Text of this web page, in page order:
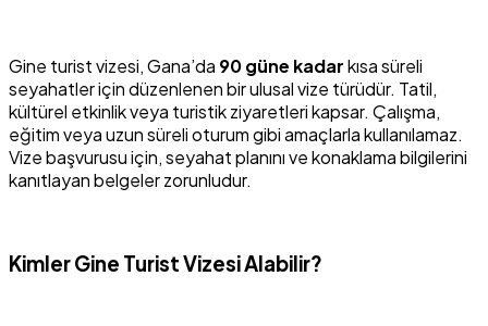
Gine turist vizesi, Gana’da 90 güne kadarkısa süreli
seyahatler için düzenlenen bir ulusal vize türüdür. Tatil,
kültürel etkinlik veya turistik ziyaretleri kapsar. Çalışma,
eğitim veya uzun süreli oturum gibi amaçlarla kullanılamaz.
Vize başvurusu için, seyahat planını ve konaklama bilgilerini
kanıtlayan belgeler zorunludur.
Kimler Gine Turist Vizesi Alabilir?